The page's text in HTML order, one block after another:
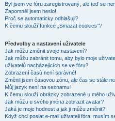
Byl jsem ve fóru zaregistrovaný, ale teď se
Zapomněl jsem heslo!
Proč se automaticky odhlašuji?
K čemu slouží funkce „Smazat cookies“?
Předvolby a nastavení uživatele
Jak můžu změnit svoje nastavení?
Jak můžu zabránit tomu, aby bylo moje
uživatelů nacházejících se ve fóru?
Zobrazení časů není správné!
Změnil jsem časovou zónu, ale čas se stále
Můj jazyk není na seznamu!
K čemu slouží obrázky zobrazené u mého
Jak můžu u svého jména zobrazit avatar?
Jaká je moje hodnost a jak ji můžu změnit?
Když chci poslat e-mail uživateli fóra, musím